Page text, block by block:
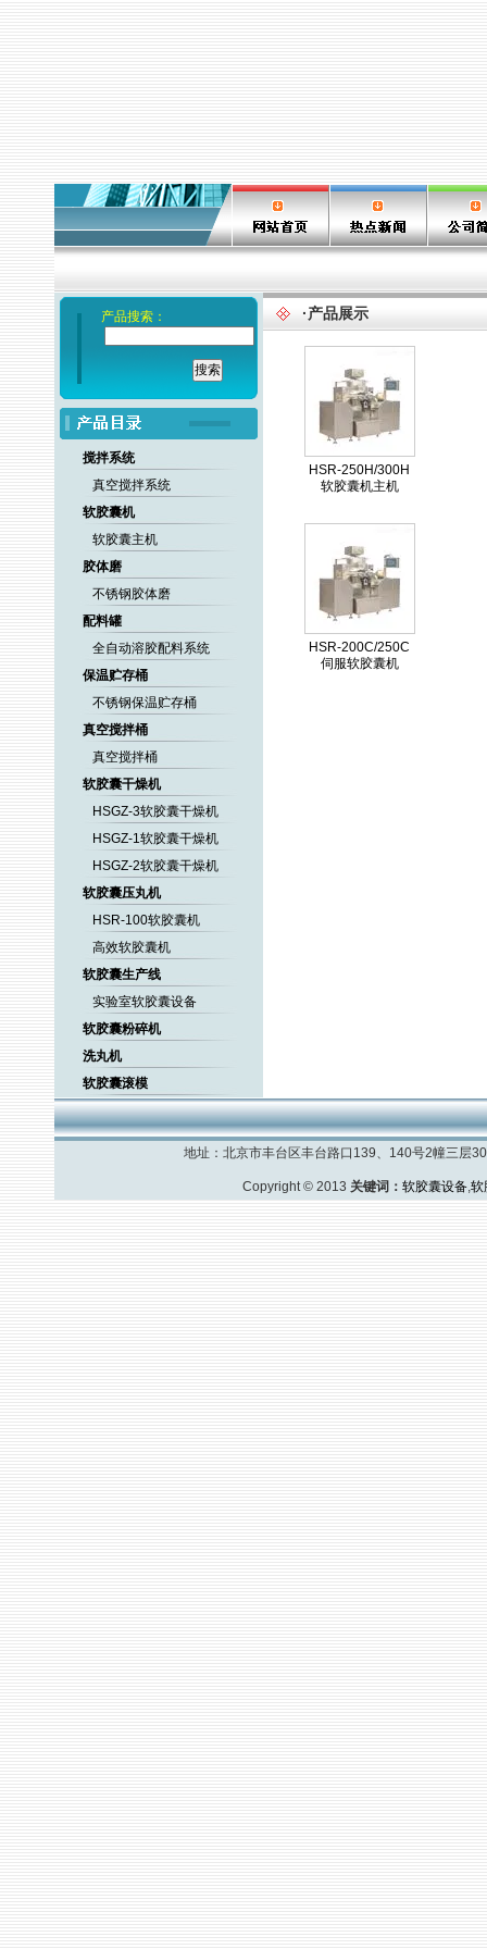
产品搜索：
搅拌系统
真空搅拌系统
软胶囊机
软胶囊主机
胶体磨
不锈钢胶体磨
配料罐
全自动溶胶配料系统
保温贮存桶
不锈钢保温贮存桶
真空搅拌桶
真空搅拌桶
软胶囊干燥机
HSGZ-3软胶囊干燥机
HSGZ-1软胶囊干燥机
HSGZ-2软胶囊干燥机
软胶囊压丸机
HSR-100软胶囊机
高效软胶囊机
软胶囊生产线
实验室软胶囊设备
软胶囊粉碎机
洗丸机
软胶囊滚模
·产品展示
HSR-250H/300H
软胶囊机主机
HSR-200C/250C
伺服软胶囊机
地址：北京市丰台区丰台路口139、140号2幢三
Copyright © 2013 关键词： 软胶囊设备,软